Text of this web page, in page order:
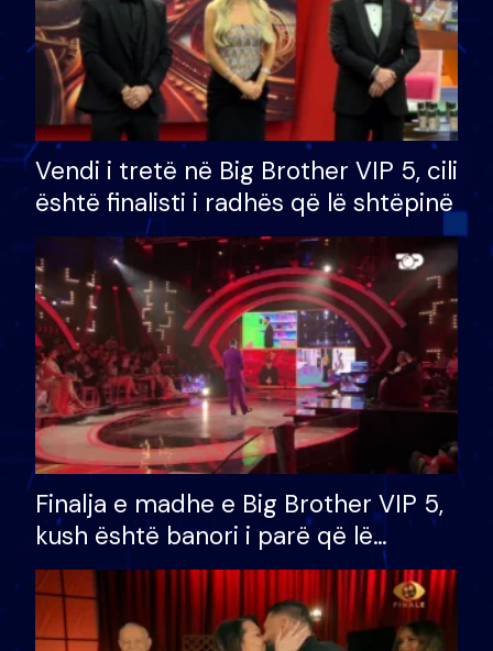
Vendi i tretë në Big Brother VIP 5, cili
është finalisti i radhës që lë shtëpinë
Finalja e madhe e Big Brother VIP 5,
kush është banori i parë që lë
shtëpinë dhe humb mundësinë për
të fituar çmimin e madh